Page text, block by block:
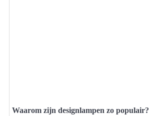
Waarom zijn designlampen zo populair?